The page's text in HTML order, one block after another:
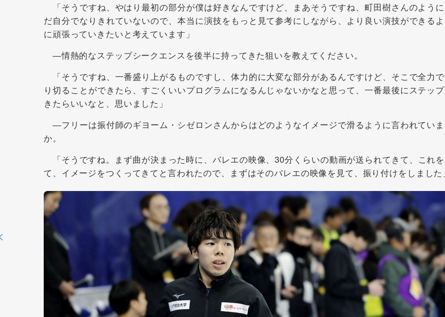
「そうですね、やはり最初の部分が僕は好きなんですけど、まあそうですね、町田樹さんのよう
だ自分でなりきれていないので、本当に演技をもっと見て参考にしながら、より良い演技ができる
に頑張っていきたいと考えています」
―情熱的なステップシークエンスを後半に持ってきた狙いを教えてください。
「そうですね、一番盛り上がるものですし、体力的に大変な部分があるんですけど、そこで全力
り切ることができたら、すごくいいプログラムになるんじゃないかなと思って、一番最後にステッ
きたらいいなと、思いました」
―フリーは振付師のギヨーム・シゼロンさんからはどのようなイメージで滑るように言われてい
か。
「そうですね。まず曲が決まった時に、バレエの映像、30分くらいの動画が送られてきて、これ
て、イメージをつくってきてと言われたので、まずはそのバレエの映像を見て、振り付けをしました